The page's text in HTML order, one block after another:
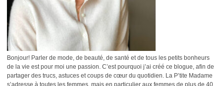
Bonjour! Parler de mode, de beauté, de santé et de tous les petits bonheurs
de la vie est pour moi une passion. C’est pourquoi j’ai créé ce blogue, afin de
partager des trucs, astuces et coups de cœur du quotidien. La P’tite Madame
s’adresse à toutes les femmes, mais en particulier aux femmes de plus de 40